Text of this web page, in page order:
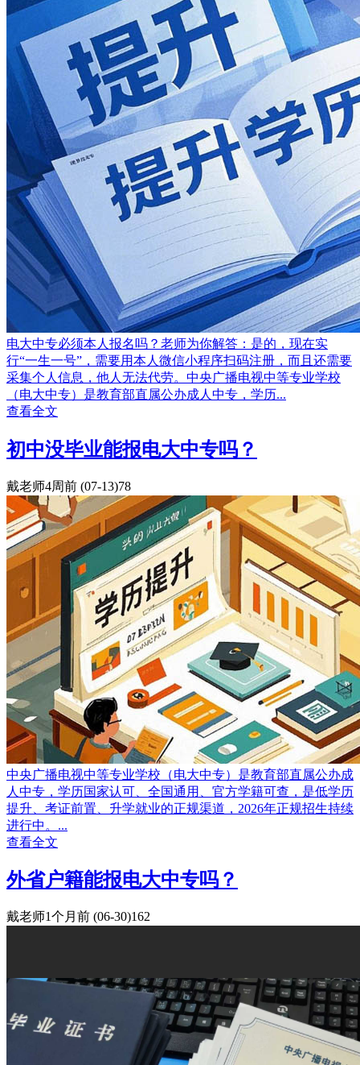
电大中专必须本人报名吗？老师为你解答：是的，现在实
行“一生一号”，需要用本人微信小程序扫码注册，而且还需要
采集个人信息，他人无法代劳。中央广播电视中等专业学校
（电大中专）是教育部直属公办成人中专，学历...
查看全文
初中没毕业能报电大中专吗？
戴老师4周前 (07-13)78
中央广播电视中等专业学校（电大中专）是教育部直属公办成
人中专，学历国家认可、全国通用、官方学籍可查，是低学历
提升、考证前置、升学就业的正规渠道，2026年正规招生持续
进行中。...
查看全文
外省户籍能报电大中专吗？
戴老师1个月前 (06-30)162